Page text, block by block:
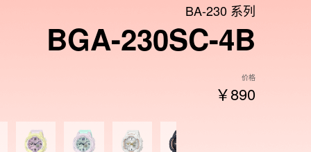
BA-230 系列
BGA-230SC-4B
价格
￥890